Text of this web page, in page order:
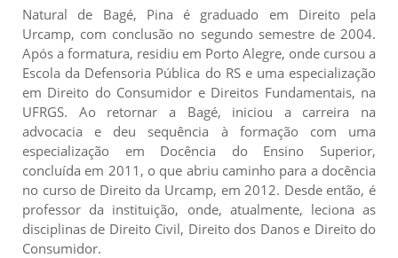
Natural de Bagé, Pina é graduado em Direito pela
Urcamp, com conclusão no segundo semestre de 2004.
Após a formatura, residiu em Porto Alegre, onde cursou a
Escola da Defensoria Pública do RS e uma especialização
em Direito do Consumidor e Direitos Fundamentais, na
UFRGS. Ao retornar a Bagé, iniciou a carreira na
advocacia e deu sequência à formação com uma
especialização em Docência do Ensino Superior,
concluída em 2011, o que abriu caminho para a docência
no curso de Direito da Urcamp, em 2012. Desde então, é
professor da instituição, onde, atualmente, leciona as
disciplinas de Direito Civil, Direito dos Danos e Direito do
Consumidor.